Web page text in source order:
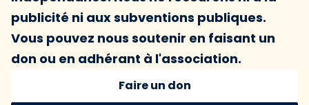
publicité ni aux subventions publiques.
Vous pouvez nous soutenir en faisant un
don ou en adhérant à l'association.
Faire un don